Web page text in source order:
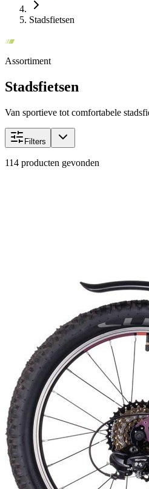
Stadsfietsen
Assortiment
Stadsfietsen
Van sportieve tot comfortabele
Filters
114 producten gevonden